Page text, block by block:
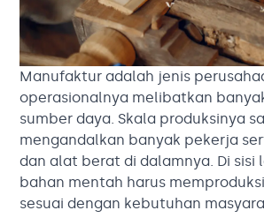
Manufaktur adalah jenis
operasionalnya melibatkan
sumber daya. Skala produksinya
mengandalkan banyak pekerja
dan alat berat di dalamnya. Di sisi
bahan mentah harus
sesuai dengan kebutuhan